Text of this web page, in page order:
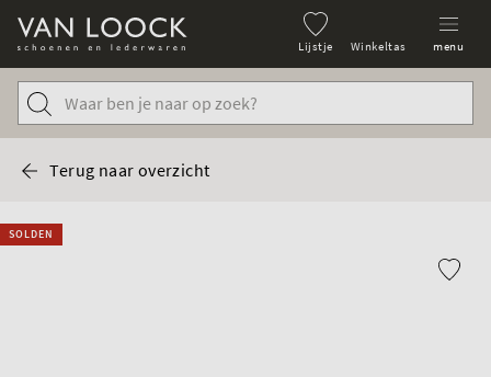
Lijstje Winkeltas menu
Terug naar overzicht
SOLDEN